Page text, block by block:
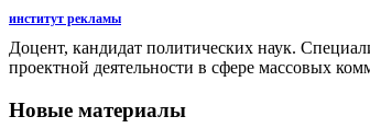
институт рекламы
Доцент, кандидат политических наук.
проектной деятельности в сфере массовых
Новые материалы